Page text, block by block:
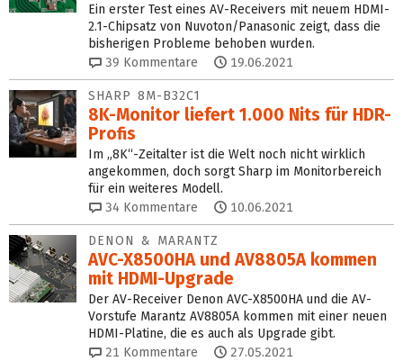
Ein erster Test eines AV-Receivers mit neuem HDMI-
2.1-Chipsatz von Nuvoton/Panasonic zeigt, dass die
bisherigen Probleme behoben wurden.
39 Kommentare 19.06.2021
SHARP 8M-B32C1
8K-Monitor liefert 1.000 Nits für HDR-
Profis
Im „8K“-Zeitalter ist die Welt noch nicht wirklich
angekommen, doch sorgt Sharp im Monitorbereich
für ein weiteres Modell.
34 Kommentare 10.06.2021
DENON & MARANTZ
AVC-X8500HA und AV8805A kommen
mit HDMI-Upgrade
Der AV-Receiver Denon AVC-X8500HA und die AV-
Vorstufe Marantz AV8805A kommen mit einer neuen
HDMI-Platine, die es auch als Upgrade gibt.
21 Kommentare 27.05.2021